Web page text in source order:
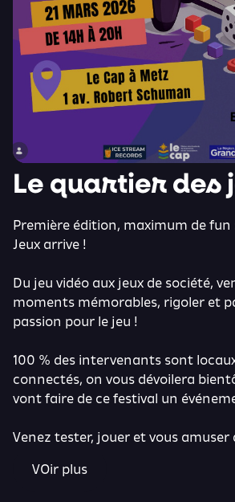
Le quartier des
Première édition, maximum de fun
Jeux arrive !
Du jeu vidéo aux jeux de société,
moments mémorables, rigoler et
passion pour le jeu !
100 % des intervenants sont
connectés, on vous dévoilera
vont faire de ce festival un
Venez tester, jouer et vous amuser
VOir plus